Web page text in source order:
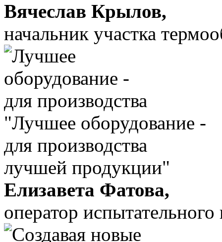
Вячеслав Крылов,
начальник участка
"Лучшее оборудование -
для производства
лучшей продукции"
Елизавета Фатова,
оператор